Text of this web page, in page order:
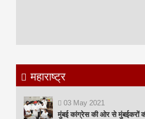
महाराष्ट्र
03 May 2021
मुंबई कांग्रेस की ओर से मुंबईकरों